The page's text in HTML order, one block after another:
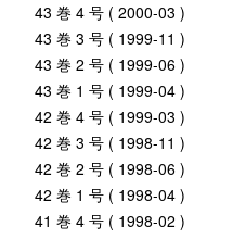
43 巻 4 号 ( 2000-03 )
43 巻 3 号 ( 1999-11 )
43 巻 2 号 ( 1999-06 )
43 巻 1 号 ( 1999-04 )
42 巻 4 号 ( 1999-03 )
42 巻 3 号 ( 1998-11 )
42 巻 2 号 ( 1998-06 )
42 巻 1 号 ( 1998-04 )
41 巻 4 号 ( 1998-02 )